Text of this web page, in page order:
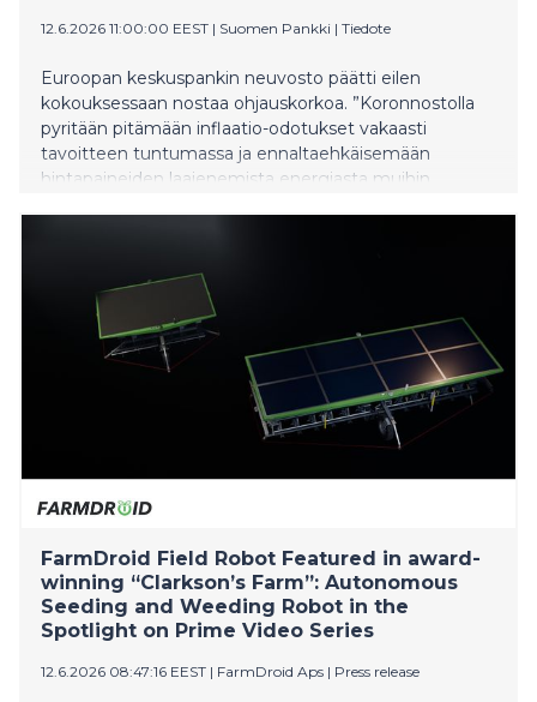
12.6.2026 11:00:00 EEST | Suomen Pankki | Tiedote
Euroopan keskuspankin neuvosto päätti eilen
kokouksessaan nostaa ohjauskorkoa. ”Koronnostolla
pyritään pitämään inflaatio-odotukset vakaasti
tavoitteen tuntumassa ja ennaltaehkäisemään
hintapaineiden laajenemista energiasta muihin
FarmDroid Field Robot Featured in award-
winning “Clarkson’s Farm”: Autonomous
Seeding and Weeding Robot in the
Spotlight on Prime Video Series
12.6.2026 08:47:16 EEST | FarmDroid Aps | Press release